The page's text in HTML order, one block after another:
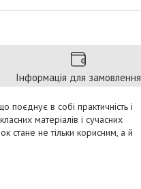
Інформація для замовлення
поєднує в собі практичність і
матеріалів і сучасних
стане не тільки корисним, а й